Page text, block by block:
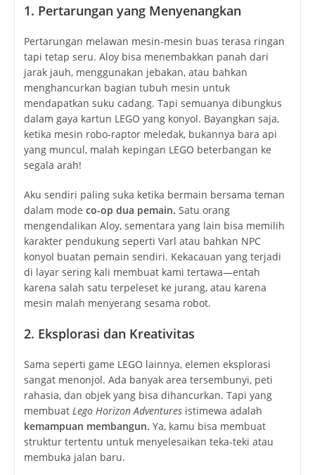
1. Pertarungan yang Menyenangkan
Pertarungan melawan mesin-mesin buas terasa ringan
tapi tetap seru. Aloy bisa menembakkan panah dari
jarak jauh, menggunakan jebakan, atau bahkan
menghancurkan bagian tubuh mesin untuk
mendapatkan suku cadang. Tapi semuanya dibungkus
dalam gaya kartun LEGO yang konyol. Bayangkan saja,
ketika mesin robo-raptor meledak, bukannya bara api
yang muncul, malah kepingan LEGO beterbangan ke
segala arah!
Aku sendiri paling suka ketika bermain bersama teman
dalam mode co-op dua pemain. Satu orang
mengendalikan Aloy, sementara yang lain bisa memilih
karakter pendukung seperti Varl atau bahkan NPC
konyol buatan pemain sendiri. Kekacauan yang terjadi
di layar sering kali membuat kami tertawa—entah
karena salah satu terpeleset ke jurang, atau karena
mesin malah menyerang sesama robot.
2. Eksplorasi dan Kreativitas
Sama seperti game LEGO lainnya, elemen eksplorasi
sangat menonjol. Ada banyak area tersembunyi, peti
rahasia, dan objek yang bisa dihancurkan. Tapi yang
membuat Lego Horizon Adventuresistimewa adalah
kemampuan membangun. Ya, kamu bisa membuat
struktur tertentu untuk menyelesaikan teka-teki atau
membuka jalan baru.